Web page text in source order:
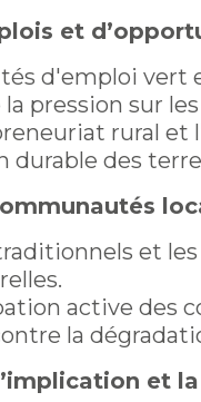
et
d'emploi vert
pression sur
rural et
durable des
et
active des
la
et